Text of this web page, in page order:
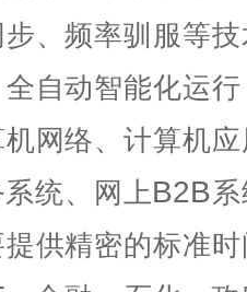
、频率驯服等
自动智能化运
网络、计算机
统、网上B2B
供精密的标准